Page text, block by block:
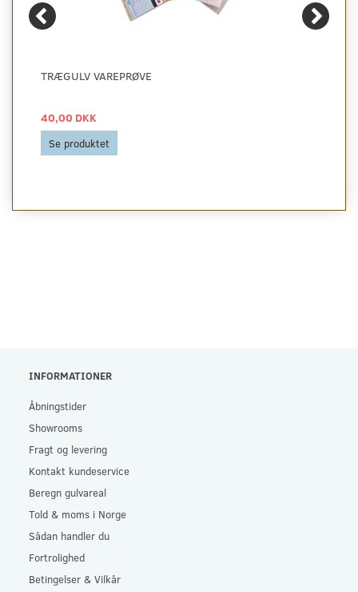
TRÆGULV VAREPRØVE
40,00 DKK
Se produktet
INFORMATIONER
Åbningstider
Showrooms
Fragt og levering
Kontakt kundeservice
Beregn gulvareal
Told & moms i Norge
Sådan handler du
Fortrolighed
Betingelser & Vilkår